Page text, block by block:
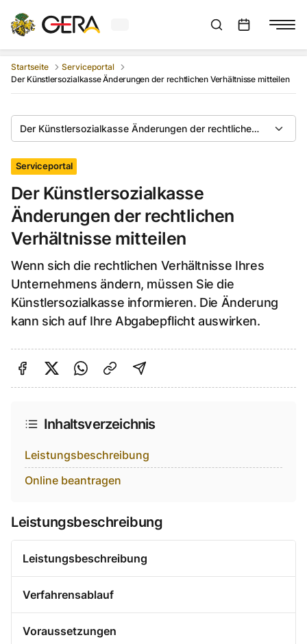
Aktuelles Wetter in GeraSuchleiste anzeigen
Startseite
Serviceportal
Der Künstlersozialkasse Änderungen der rechtlichen Verhältnisse mitteilen
Der Künstlersozialkasse Änderungen der rechtlichen
Serviceportal
Der Künstlersozialkasse
Änderungen der rechtlichen
Verhältnisse mitteilen
Wenn sich die rechtlichen Verhältnisse Ihres
Unternehmens ändern, müssen Sie die
Künstlersozialkasse informieren. Die Änderung
kann sich auf Ihre Abgabepflicht auswirken.
Auf Facebook teilen
Auf Twitter teilen
Per Link teilen
shareViaEmail
Inhaltsverzeichnis
Leistungsbeschreibung
Online beantragen
Leistungsbeschreibung
Leistungsbeschreibung
Verfahrensablauf
Voraussetzungen